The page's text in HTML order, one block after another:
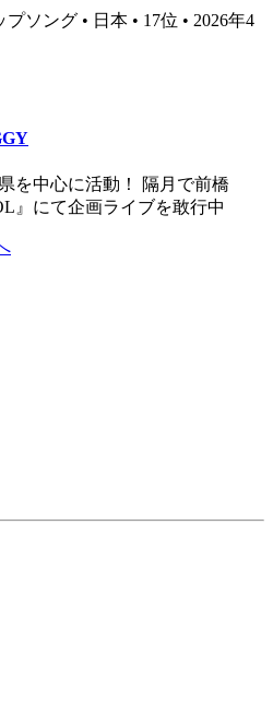
プソング • 日本 • 17位 • 2026年4
を中心に活動！ 隔月で前橋
』にて企画ライブを敢行中